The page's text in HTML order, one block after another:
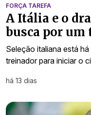
FORÇA TAREFA
A Itália e o
busca por
Seleção italiana está
treinador para iniciar o
há 13 dias